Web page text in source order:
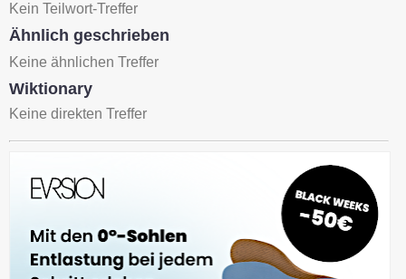
Kein Teilwort-Treffer
Ähnlich geschrieben
Keine ähnlichen Treffer
Wiktionary
Keine direkten Treffer